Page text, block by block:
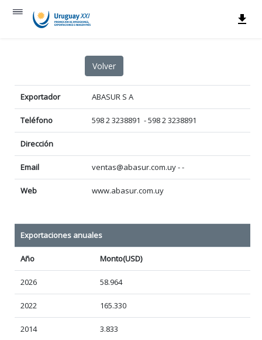
Exportador ABASUR S A
Teléfono 598 2 3238891 - 598 2 3238891
Dirección
Email ventas@abasur.com.uy - -
Web www.abasur.com.uy
Exportaciones anuales
Año Monto(USD)
2026 58.964
2022 165.330
2014 3.833